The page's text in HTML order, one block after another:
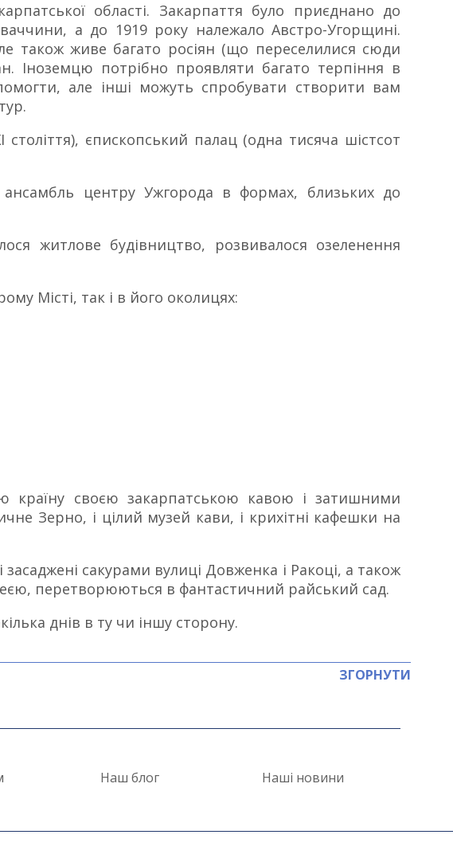
області. Закарпаття було приєднано до
а до 1919 року належало Австро-Угорщині.
також живе багато росіян (що переселилися сюди
Іноземцю потрібно проявляти багато терпіння в
але інші можуть спробувати створити вам
єпископський палац (одна тисяча шістсот
центру Ужгорода в формах, близьких до
житлове будівництво, розвивалося озеленення
Місті, так і в його околицях:
країну своєю закарпатською кавою і затишними
Зерно, і цілий музей кави, і крихітні кафешки на
сакурами вулиці Довженка і Ракоці, а також
перетворюються в фантастичний райський сад.
днів в ту чи іншу сторону.
ЗГОРНУТИ
Наш блог Наші новини